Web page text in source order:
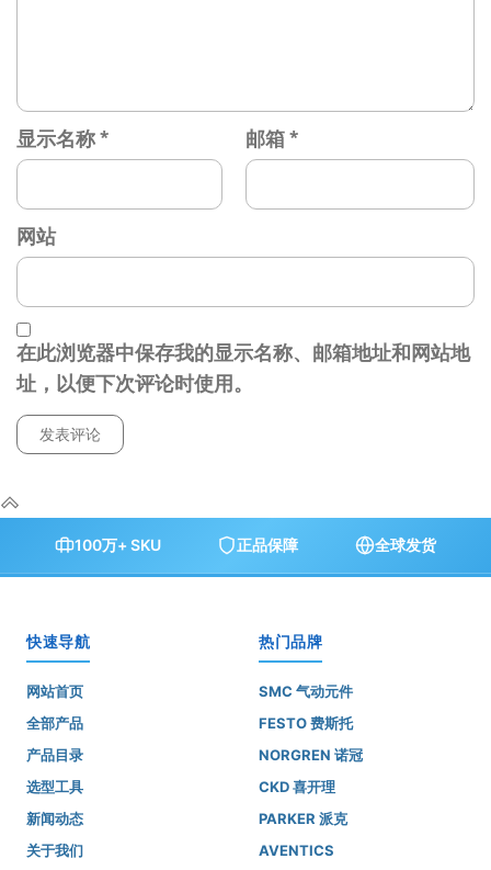
显示名称* 邮箱*
网站
在此浏览器中保存我的显示名称、邮箱地址和网站地
址，以便下次评论时使用。
100万+ SKU 正品保障 全球发货
快速导航
网站首页
全部产品
产品目录
选型工具
新闻动态
关于我们
热门品牌
SMC 气动元件
FESTO 费斯托
NORGREN 诺冠
CKD 喜开理
PARKER 派克
AVENTICS